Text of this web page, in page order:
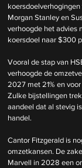
Morgan Stanley en
verhoogde het advies
koersdoel naar $300
Vooral de stap van
verhoogde de
2027 met 21% en
Zulke bijstellingen
aandeel dat al stevig
handel.
Cantor Fitzgerald is
omzetkansen. De
Marvell in 2028 een